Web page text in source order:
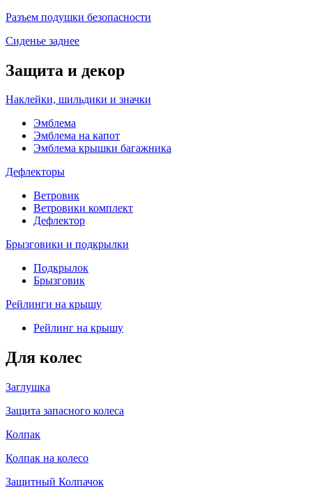
Разъем подушки безопасности
Сиденье заднее
Защита и декор
Наклейки, шильдики и значки
Эмблема
Эмблема на капот
Эмблема крышки багажника
Дефлекторы
Ветровик
Ветровики комплект
Дефлектор
Брызговики и подкрылки
Подкрылок
Брызговик
Рейлинги на крышу
Рейлинг на крышу
Для колес
Заглушка
Защита запасного колеса
Колпак
Колпак на колесо
Защитный Колпачок